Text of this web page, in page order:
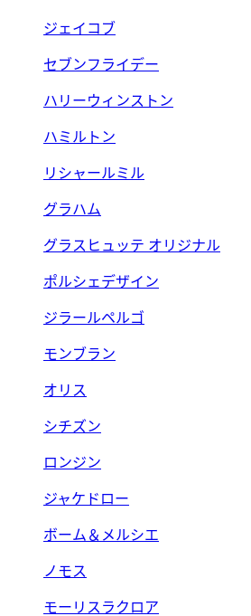
ジェイコブ
セブンフライデー
ハリーウィンストン
ハミルトン
リシャールミル
グラハム
グラスヒュッテ オリジナル
ポルシェデザイン
ジラールペルゴ
モンブラン
オリス
シチズン
ロンジン
ジャケドロー
ボーム＆メルシエ
ノモス
モーリスラクロア